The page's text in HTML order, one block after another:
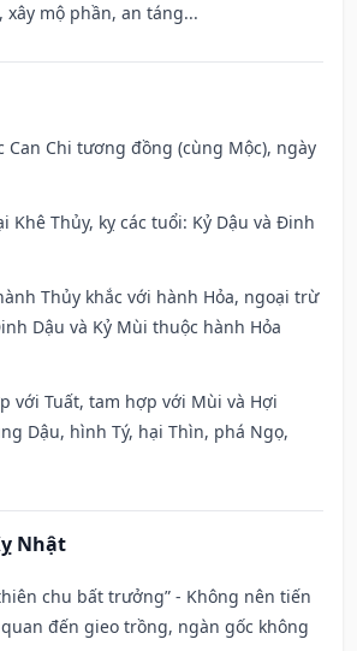
xây mộ phần, an táng...
Can Chi tương đồng (cùng Mộc), ngày
Khê Thủy, kỵ các tuổi: Kỷ Dậu và Đinh
Thủy khắc với hành Hỏa, ngoại trừ
Dậu và Kỷ Mùi thuộc hành Hỏa
với Tuất, tam hợp với Mùi và Hợi
Dậu, hình Tý, hại Thìn, phá Ngọ,
Nhật
chu bất trưởng” - Không nên tiến
đến gieo trồng, ngàn gốc không